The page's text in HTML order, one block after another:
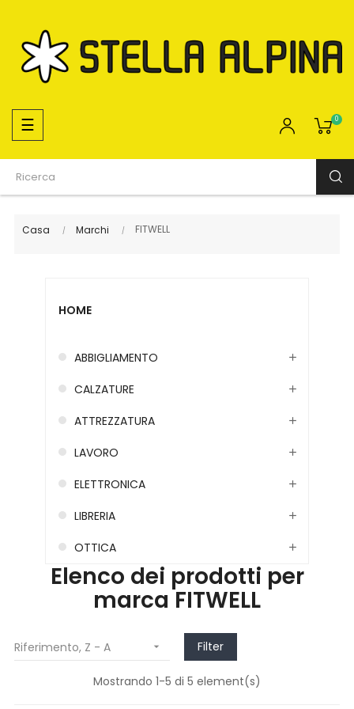
navigazione
Toggle
☰ 0
Casa Marchi FITWELL
HOME
ABBIGLIAMENTO
CALZATURE
ATTREZZATURA
LAVORO
ELETTRONICA
LIBRERIA
OTTICA
Elenco dei prodotti per
marca FITWELL
Riferimento, Z - A  Filter
Mostrando 1-5 di 5 element(s)